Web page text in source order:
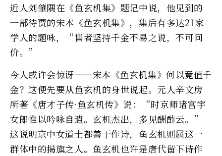
近人刘肇隅在《鱼玄机集》题记中说，他见到的
一部待贾的宋本《鱼玄机集》，集后有多达21家
学人的题咏，“售者坚持千金不易之说，不可问
价。”
今人或许会惊讶——宋本《鱼玄机集》何以竟值千
金？这便先要从鱼玄机的身世说起。元人辛文房
所著《唐才子传·鱼玄机传》说：“时京师诸宫宇
女郎惟以吟咏自遣。玄机杰出，多见酬酢云。”
这说明京中女道士都善于作诗，鱼玄机则属这一
群体中的揭旗之人。鱼玄机也许是唐代留下诗作